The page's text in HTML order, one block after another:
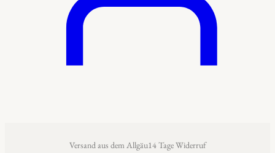
Versand aus dem Allgäu14 Tage Widerruf